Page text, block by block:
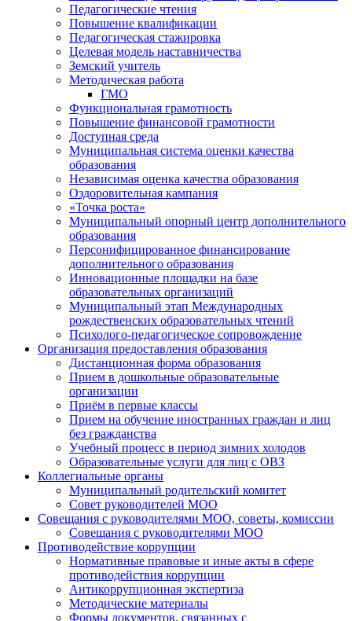
Педагогические чтения
Повышение квалификации
Педагогическая стажировка
Целевая модель наставничества
Земский учитель
Методическая работа
ГМО
Функциональная грамотность
Повышение финансовой грамотности
Доступная среда
Муниципальная система оценки качества
образования
Независимая оценка качества образования
Оздоровительная кампания
«Точка роста»
Муниципальный опорный центр дополнительного
образования
Персонифицированное финансирование
дополнительного образования
Инновационные площадки на базе
образовательных организаций
Муниципальный этап Международных
рождественских образовательных чтений
Психолого-педагогическое сопровождение
Организация предоставления образования
Дистанционная форма образования
Прием в дошкольные образовательные
организации
Приём в первые классы
Прием на обучение иностранных граждан и лиц
без гражданства
Учебный процесс в период зимних холодов
Образовательные услуги для лиц с ОВЗ
Коллегиальные органы
Муниципальный родительский комитет
Совет руководителей МОО
Совещания с руководителями МОО, советы, комиссии
Совещания с руководителями МОО
Противодействие коррупции
Нормативные правовые и иные акты в сфере
противодействия коррупции
Антикоррупционная экспертиза
Методические материалы
Формы документов, связанных с